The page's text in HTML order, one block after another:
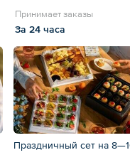
Принимает заказы
За 24 часа
Праздничный сет на